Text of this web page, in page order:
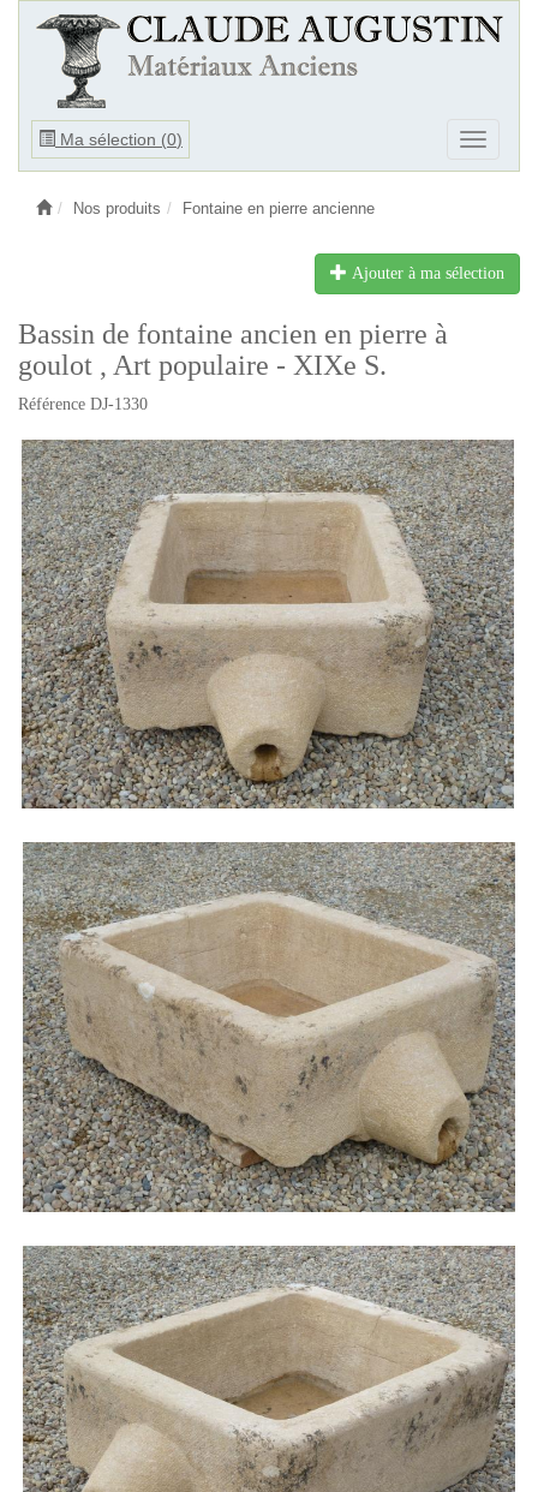
Ma sélection (0)
Ouvrir
Ouvrir
le
Nos produits Fontaine en pierre ancienne
Ajouter à ma sélection
Bassin de fontaine ancien en pierre à
goulot , Art populaire - XIXe S.
Référence DJ-1330